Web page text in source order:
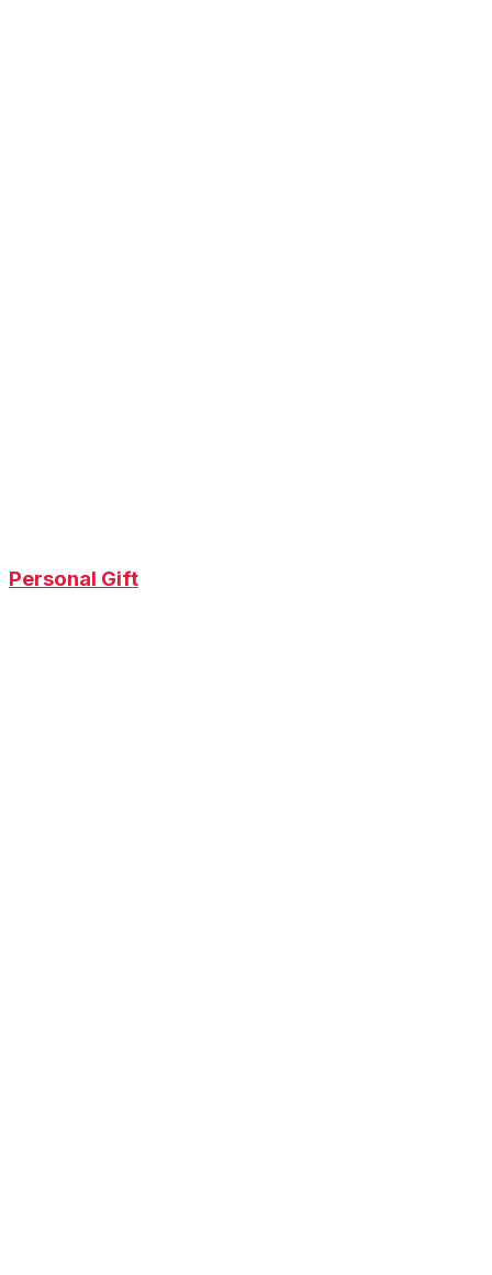
Personal Gift